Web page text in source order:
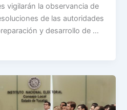
vigilarán la observancia de
de las autoridades
y desarrollo de …